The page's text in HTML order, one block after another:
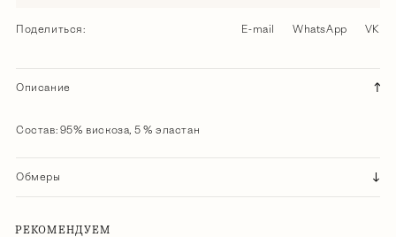
Поделиться: E-mail WhatsApp VK
Описание
Состав: 95% вискоза, 5 % эластан
Обмеры
РЕКОМЕНДУЕМ